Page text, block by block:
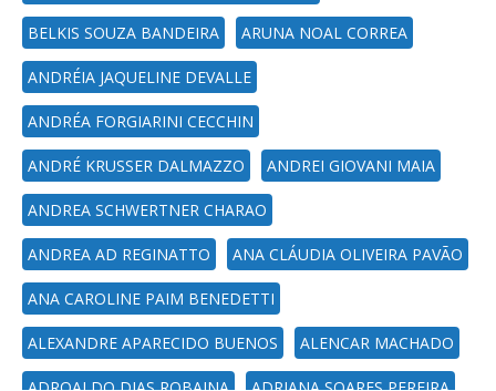
BELKIS SOUZA BANDEIRA ARUNA NOAL CORREA
ANDRÉIA JAQUELINE DEVALLE
ANDRÉA FORGIARINI CECCHIN
ANDRÉ KRUSSER DALMAZZO ANDREI GIOVANI MAIA
ANDREA SCHWERTNER CHARAO
ANDREA AD REGINATTO ANA CLÁUDIA OLIVEIRA PAVÃO
ANA CAROLINE PAIM BENEDETTI
ALEXANDRE APARECIDO BUENOS ALENCAR MACHADO